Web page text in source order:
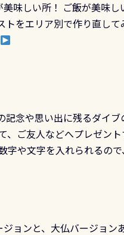
ター／リゾートが用意
真撮影の練習や、4時間
味しい所！ ご飯が美味
をエリア別で作り直し
念や思い出に残るダイ
、ご友人などへプレゼン
字や文字を入れられるの
ョンと、大仏バージョ